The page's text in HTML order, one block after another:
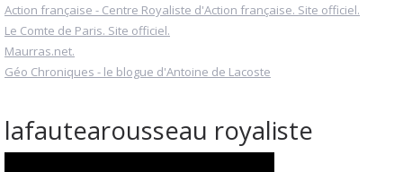
Action française - Centre Royaliste d'Action française. Site officiel.
Le Comte de Paris. Site officiel.
Maurras.net.
Géo Chroniques - le blogue d'Antoine de Lacoste
lafautearousseau royaliste